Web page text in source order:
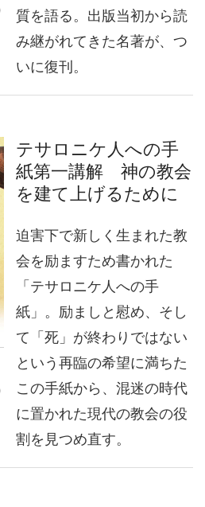
質を語る。出版当初から読
み継がれてきた名著が、つ
いに復刊。
テサロニケ人への手
紙第一講解 神の教会
を建て上げるために
迫害下で新しく生まれた教
会を励ますため書かれた
「テサロニケ人への手
紙」。励ましと慰め、そし
て「死」が終わりではない
という再臨の希望に満ちた
この手紙から、混迷の時代
に置かれた現代の教会の役
割を見つめ直す。